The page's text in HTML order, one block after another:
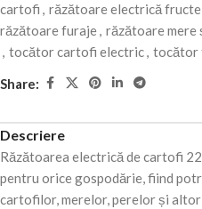
cartofi , răzătoare electrică fructe
răzătoare furaje, răzătoare mere
, tocător cartofi electric, tocător
Share:
Descriere
Răzătoarea electrică de cartofi
pentru orice gospodărie, fiind
cartofilor, merelor, perelor și